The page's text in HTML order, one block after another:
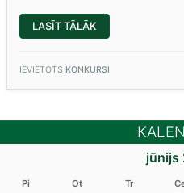
LASĪT TĀLĀK
STRODS
VĒL
IEVIETOTS KONKURSI
jūnijs
Pi Ot Tr